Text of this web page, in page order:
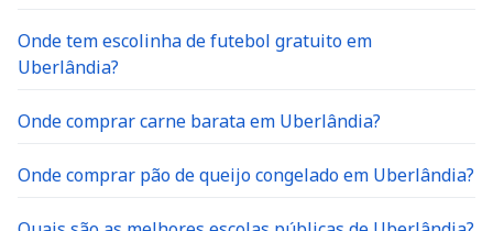
Onde tem escolinha de futebol gratuito em
Uberlândia?
Onde comprar carne barata em Uberlândia?
Onde comprar pão de queijo congelado em Uberlândia?
Quais são as melhores escolas públicas de Uberlândia?